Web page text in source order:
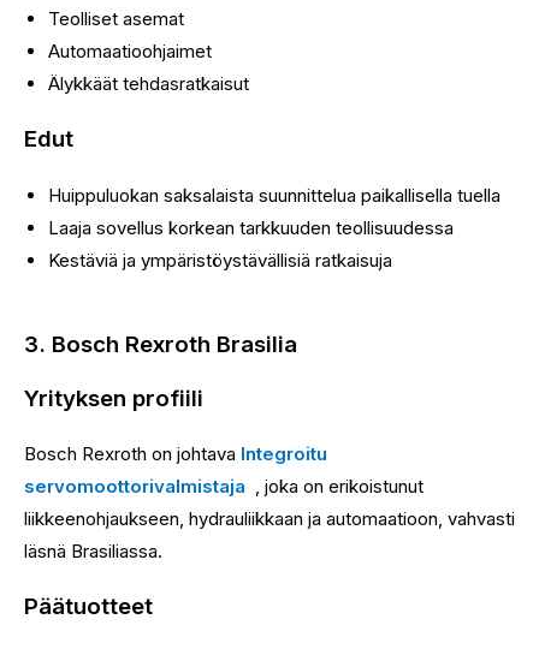
Teolliset asemat
Automaatioohjaimet
Älykkäät tehdasratkaisut
Edut
Huippuluokan saksalaista suunnittelua paikallisella tuella
Laaja sovellus korkean tarkkuuden teollisuudessa
Kestäviä ja ympäristöystävällisiä ratkaisuja
3. Bosch Rexroth Brasilia
Yrityksen profiili
Bosch Rexroth on johtava Integroitu
servomoottorivalmistaja , joka on erikoistunut
liikkeenohjaukseen, hydrauliikkaan ja automaatioon, vahvasti
läsnä Brasiliassa.
Päätuotteet